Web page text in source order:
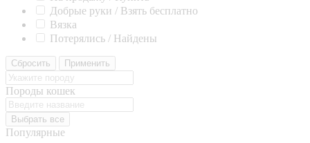
Добрые руки / Взять бесплатно
Вязка
Потерялись / Найдены
Сбросить Применить
Породы кошек
Выбрать все
Популярные